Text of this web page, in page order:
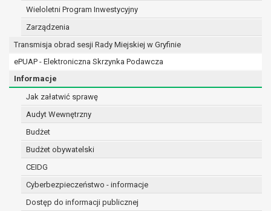
Wieloletni Program Inwestycyjny
Zarządzenia
Transmisja obrad sesji Rady Miejskiej w Gryfinie
ePUAP - Elektroniczna Skrzynka Podawcza
Informacje
Jak załatwić sprawę
Audyt Wewnętrzny
Budżet
Budżet obywatelski
CEIDG
Cyberbezpieczeństwo - informacje
Dostęp do informacji publicznej
określonym w treści zgody.
W związku z przetwarzaniem danych w celu
wskazanym w pkt. 3, dane osobowe mogą być
udostępniane innym upoważnionym odbiorcom lub
kategoriom odbiorców danych osobowych.
podmioty, które przetwarzają dane
osobowe w imieniu administratora na
podstawie zawartej z nim umowy
powierzenia przetwarzania danych
osobowych;
podmioty upoważnione do odbioru danych
przepisów prawa.
Pani/Pana dane osobowe będą przetwarzane
przez okres niezbędny do realizacji celu dla jakiego